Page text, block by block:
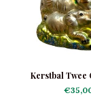
Kerstbal Twee